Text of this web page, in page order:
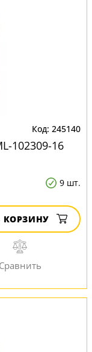
245140
102309-16
9 шт.
КОРЗИНУ